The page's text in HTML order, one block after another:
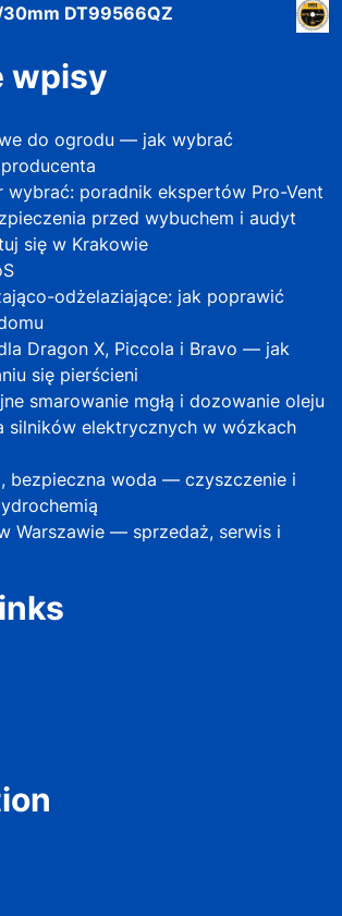
DT99566QZ
wpisy
do ogrodu — jak wybrać
wybrać: poradnik ekspertów Pro-Vent
przed wybuchem i audyt
się w Krakowie
odżelaziające: jak poprawić
Dragon X, Piccola i Bravo — jak
się pierścieni
smarowanie mgłą i dozowanie oleju
silników elektrycznych w wózkach
bezpieczna woda — czyszczenie i
Warszawie — sprzedaż, serwis i